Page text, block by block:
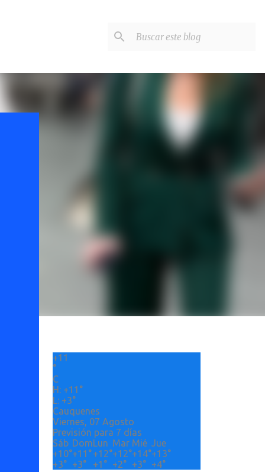
+11
°
C
H: +11°
L: +3°
Cauquenes
Viernes, 07 Agosto
Previsión para 7 días
Sáb DomLun Mar Mié Jue
+10°+11°+12°+12°+14°+13°
+3° +3° +1° +2° +3° +4°